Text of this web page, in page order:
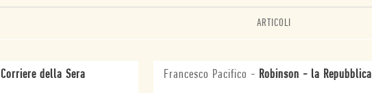
ARTICOLI
Corriere della Sera Francesco Pacifico - Robinson - la Repubblica